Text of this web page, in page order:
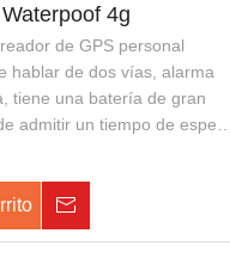
4g
de GPS personal
hablar de dos vías, alarma
tiene una batería de gran
admitir un tiempo de espera
de seguridad o policía